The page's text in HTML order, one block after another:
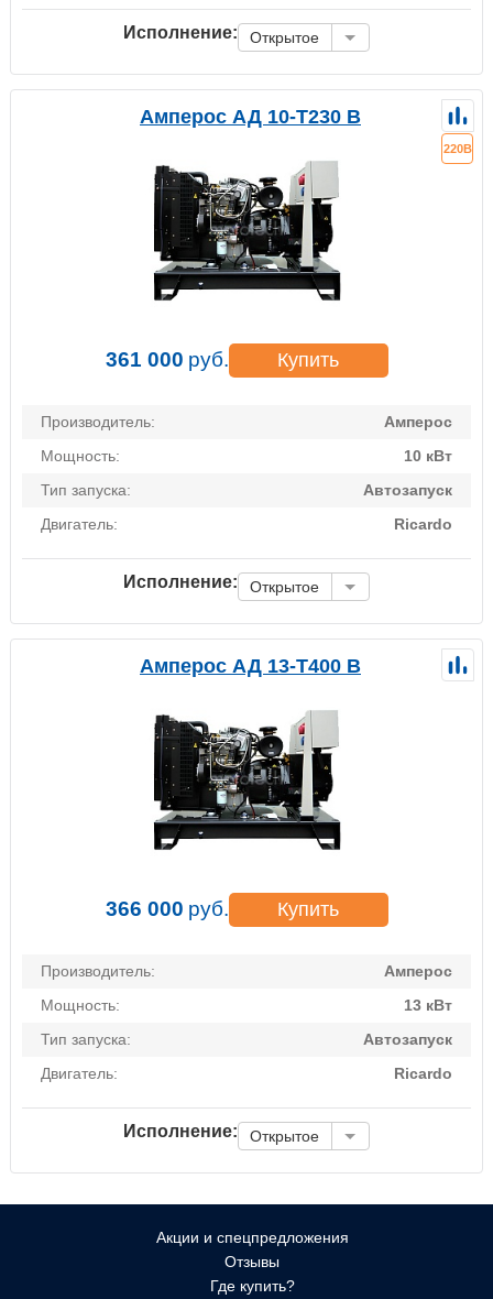
Исполнение: Открытое
Амперос АД 10-Т230 B
220В
361 000 руб. Купить
Производитель:
Амперос
Мощность:
10 кВт
Тип запуска:
Автозапуск
Двигатель:
Ricardo
Исполнение: Открытое
Амперос АД 13-Т400 B
366 000 руб. Купить
Производитель:
Амперос
Мощность:
13 кВт
Тип запуска:
Автозапуск
Двигатель:
Ricardo
Исполнение: Открытое
Акции и спецпредложения
Отзывы
Где купить?